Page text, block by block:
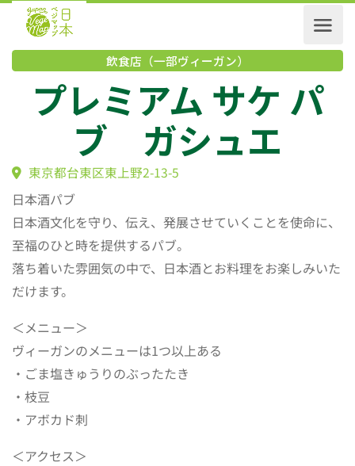
飲食店（一部ヴィーガン）
プレミアム サケ パ
ブ ガシュエ
日本酒パブ
日本酒文化を守り、伝え、発展させていくことを使命に、
至福のひと時を提供するパブ。
落ち着いた雰囲気の中で、日本酒とお料理をお楽しみいた
だけます。
＜メニュー＞
ヴィーガンのメニューは1つ以上ある
・ごま塩きゅうりのぶったたき
・枝豆
・アボカド刺
＜アクセス＞